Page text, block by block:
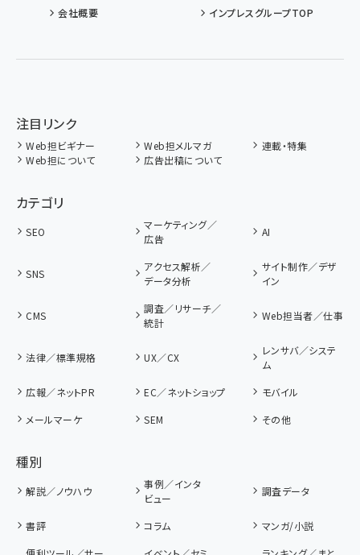
会社概要
インプレスグループTOP
注目リンク
Web担ビギナー Web担メルマガ
連載・特集
Web担について
広告出稿について
カテゴリ
SEO
マーケティング／
広告
AI
SNS
アクセス解析／
データ分析
サイト制作／デザ
イン
CMS
調査／リサーチ／
統計
Web担当者／仕事
法律／標準規格 UX／CX
レンサバ／システ
ム
広報／ネットPR
EC／ネットショップ
モバイル
メールマーケ
SEM その他
種別
解説／ノウハウ
事例／インタ
ビュー
調査データ
書評 コラム
マンガ/小説